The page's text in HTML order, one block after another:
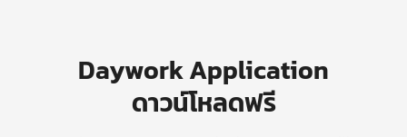
Daywork Application
ดาวน์โหลดฟรี